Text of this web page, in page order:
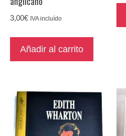
3,00€ IVA incluído
Añadir al carrito